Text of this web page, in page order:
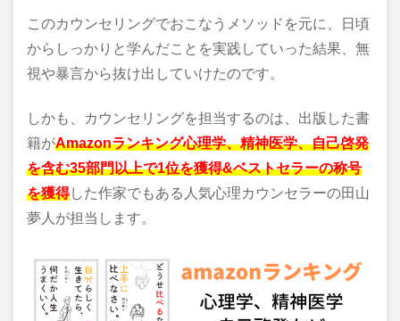
このカウンセリングでおこなうメソッドを元に、日頃
からしっかりと学んだことを実践していった結果、無
視や暴言から抜け出していけたのです。
しかも、カウンセリングを担当するのは、出版した書
籍がAmazonランキング心理学、精神医学、自己啓発
を含む35部門以上で1位を獲得&ベストセラーの称号
を獲得した作家でもある人気心理カウンセラーの田山
夢人が担当します。